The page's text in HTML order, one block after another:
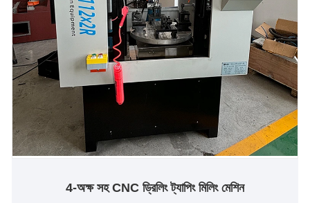
4-অক্ষ সহ CNC ড্রিলিং ট্যাপিং মিলিং মেশিন